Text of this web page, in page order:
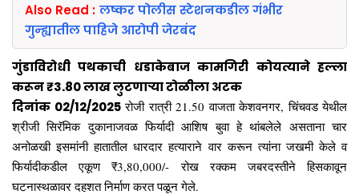
Also Read : लष्कर पोलीस स्टेशनकडील गंभीर
गुन्ह्यातील पाहिजे आरोपी जेरबंद
गुंडाविरोधी पथकाची धडाकेबाज कामगिरी कोयत्याने हल्ला
करून ₹3.80 लाख लुटणाऱ्या टोळीला अटक
दिनांक 02/12/2025रोजी रात्री 21.50 वाजता केशवनगर, चिंचवड येथील
श्रीजी सिरॅमिक दुकानाजवळ फिर्यादी आशिष बुवा हे थांबलेले असताना चार
अनोळखी इसमांनी हातातील धारदार हत्याराने वार करून त्यांना जखमी केले व
फिर्यादीकडील एकूण ₹3,80,000/- रोख रक्कम जबरदस्तीने हिसकावून
घटनास्थळावर दहशत निर्माण करत पळून गेले.